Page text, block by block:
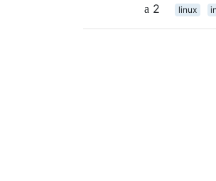
2
linux